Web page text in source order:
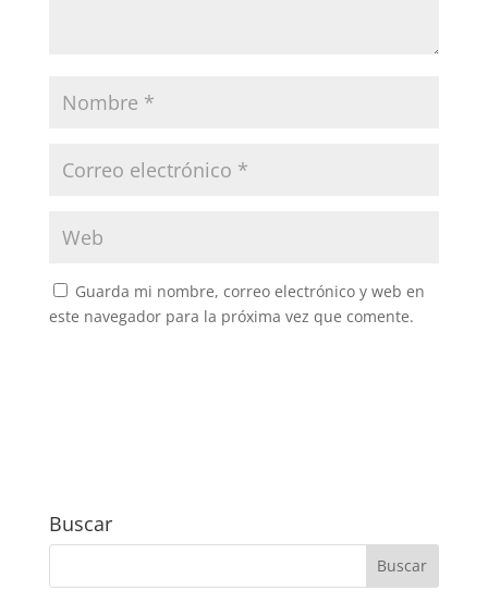
Guarda mi nombre, correo electrónico y web en
este navegador para la próxima vez que comente.
Buscar